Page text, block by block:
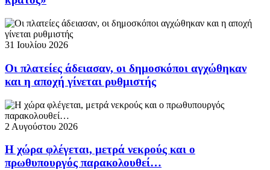
31 Ιουλίου 2026
Οι πλατείες άδειασαν, οι δημοσκόποι αγχώθηκαν
και η αποχή γίνεται ρυθμιστής
2 Αυγούστου 2026
Η χώρα φλέγεται, μετρά νεκρούς και ο
πρωθυπουργός παρακολουθεί…